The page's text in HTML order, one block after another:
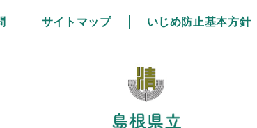
サイトマップ いじめ防止基本方針